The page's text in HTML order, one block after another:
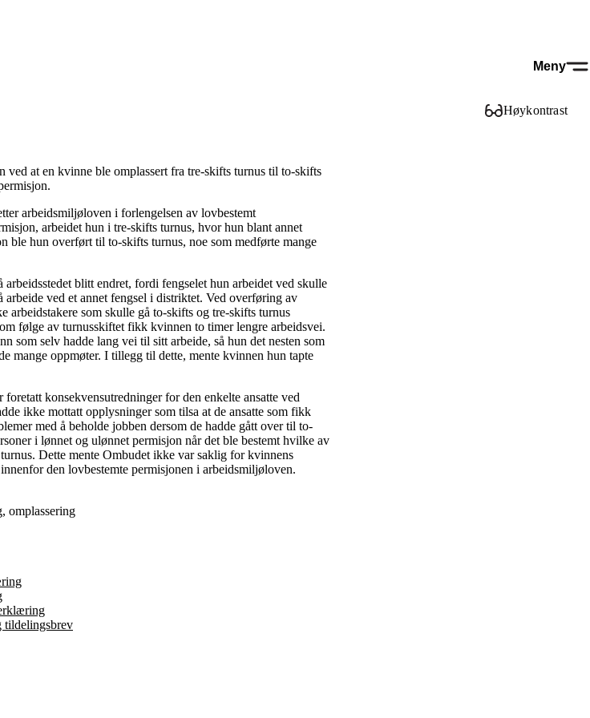
Meny
Høykontrast
at en kvinne ble omplassert fra tre-skifts turnus til to-skifts
arbeidsmiljøloven i forlengelsen av lovbestemt
arbeidet hun i tre-skifts turnus, hvor hun blant annet
ble hun overført til to-skifts turnus, noe som medførte mange
blitt endret, fordi fengselet hun arbeidet ved skulle
ved et annet fengsel i distriktet. Ved overføring av
arbeidstakere som skulle gå to-skifts og tre-skifts turnus
følge av turnusskiftet fikk kvinnen to timer lengre arbeidsvei.
som selv hadde lang vei til sitt arbeide, så hun det nesten som
mange oppmøter. I tillegg til dette, mente kvinnen hun tapte
konsekvensutredninger for den enkelte ansatte ved
ikke mottatt opplysninger som tilsa at de ansatte som fikk
med å beholde jobben dersom de hadde gått over til to-
i lønnet og ulønnet permisjon når det ble bestemt hvilke av
Dette mente Ombudet ikke var saklig for kvinnens
den lovbestemte permisjonen i arbeidsmiljøloven.
omplassering
tildelingsbrev